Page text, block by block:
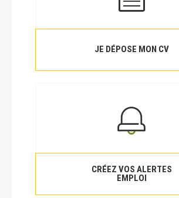
JE DÉPOSE MON CV
CRÉEZ VOS ALERTES
EMPLOI